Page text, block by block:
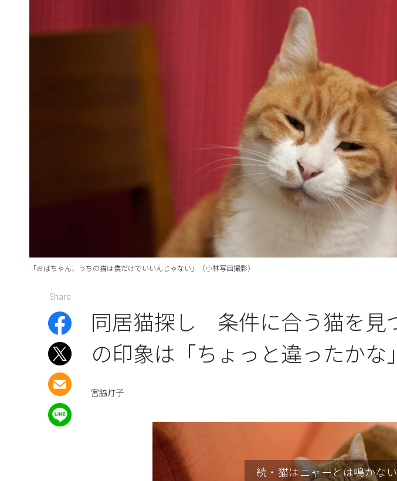
「おばちゃん、うちの猫は僕だけでいいんじゃない」（小林写函撮影）
Share
同居猫探し 条件に合う猫を見
の印象は「ちょっと違ったかな」
宮脇灯子
続・猫はニャーとは鳴かない